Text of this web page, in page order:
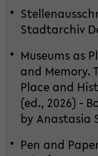
Stadt­ar­chiv
Mu­se­ums as
and Me­mo­ry.
Place and
(ed., 2026) -
by Ana­sta­sia
Pen and